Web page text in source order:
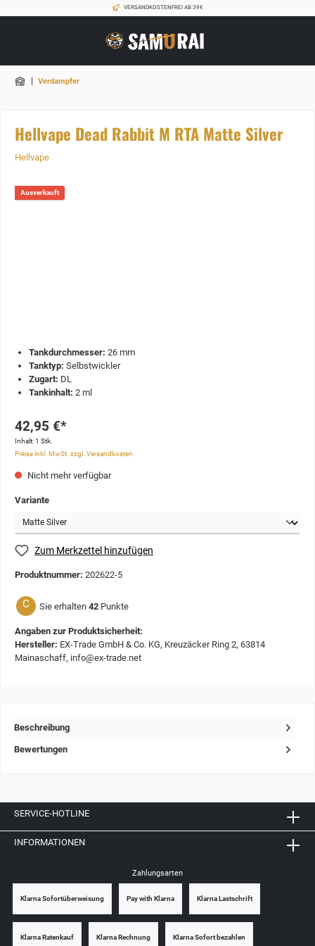
VERSANDKOSTENFREI AB 39€
| Verdampfer
Hellvape Dead Rabbit M RTA Matte Silver
Hellvape
Ausverkauft
Tankdurchmesser: 26 mm
Tanktyp: Selbstwickler
Zugart: DL
Tankinhalt: 2 ml
42,95 €*
Inhalt:1 Stk.
Preise inkl. MwSt. zzgl. Versandkosten
Nicht mehr verfügbar
Variante
Zum Merkzettel hinzufügen
Produktnummer: 202622-5
C Sie erhalten 42 Punkte
Angaben zur Produktsicherheit:
Hersteller: EX-Trade GmbH & Co. KG, Kreuzäcker Ring 2, 63814
Mainaschaff, info@ex-trade.net
Beschreibung
Bewertungen
SERVICE-HOTLINE
INFORMATIONEN
Zahlungsarten
Klarna Sofortüberweisung Pay with Klarna Klarna Lastschrift
Klarna Ratenkauf Klarna Rechnung Klarna Sofort bezahlen